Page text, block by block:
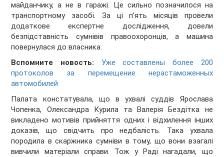
майданчику, а не в гаражі. Це сильно позначилося на
транспортному засобі. За ці п’ять місяців провели
додаткове експертне дослідження, довели
безпідставність сумнівів правоохоронців, а машина
повернулася до власника.
Вспомните новость: Уже составлены более 200
протоколов за перемещение нерастаможенных
автомобилей
Палата констатувала, що в ухвалі суддів Ярослава
Чопенка, Олександра Курила та Валерія Бездітка не
викладено мотивів прийняття одних і відхилення інших
доказів, що свідчить про недбалість. Така ухвала
породила в скаржника сумніви в тому, що вони взагалі
вивчили матеріали справи. Тож у Раді нагадали, що